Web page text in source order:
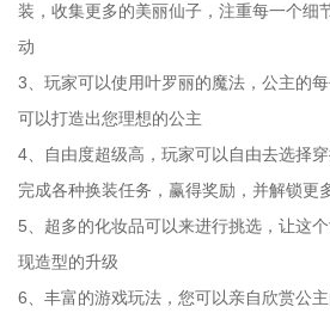
装，收集更多的美丽仙子，注重每一个细
动
3、玩家可以使用叶罗丽的魔法，公主的
可以打造出您理想的公主
4、自由度超级高，玩家可以自由去选择
完成各种换装任务，赢得奖励，并解锁更
5、超多的化妆品可以来进行挑选，让这
现造型的升级
6、丰富的游戏玩法，您可以亲自欣赏公